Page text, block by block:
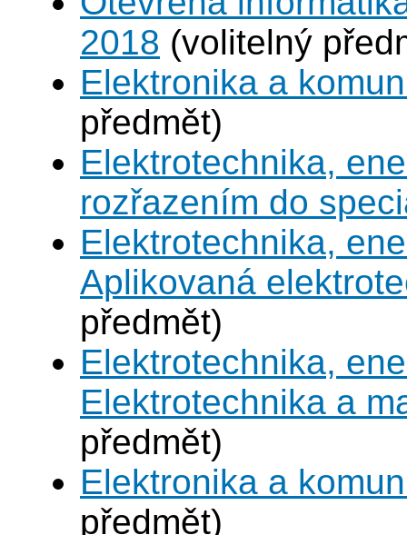
2018 (volitelný
Elektronika a
předmět)
Elektrotechnika,
rozřazením do
Elektrotechnika,
Aplikovaná
předmět)
Elektrotechnika,
Elektrotechnika a
předmět)
Elektronika a
předmět)